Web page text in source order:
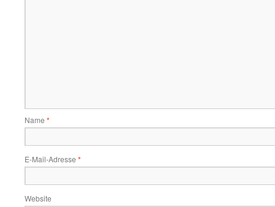
Name *
E-Mail-Adresse *
Website